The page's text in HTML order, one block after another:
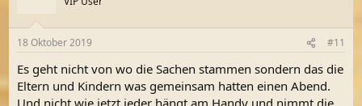
18 Oktober 2019 #11
Es geht nicht von wo die Sachen stammen sondern das die
Eltern und Kindern was gemeinsam hatten einen Abend.